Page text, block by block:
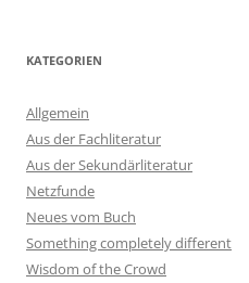
KATEGORIEN
Allgemein
Aus der Fachliteratur
Aus der Sekundärliteratur
Netzfunde
Neues vom Buch
Something completely different
Wisdom of the Crowd